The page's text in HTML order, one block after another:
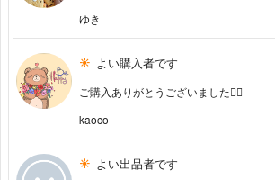
ゆき
よい購入者です
ご購入ありがとうございました🙇‍♀️
kaoco
よい出品者です